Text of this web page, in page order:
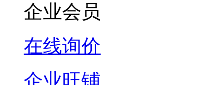
企业会员
在线询价
企业旺铺